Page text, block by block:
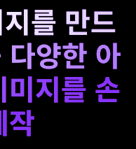
를 만드
양한 아
지를 손
작